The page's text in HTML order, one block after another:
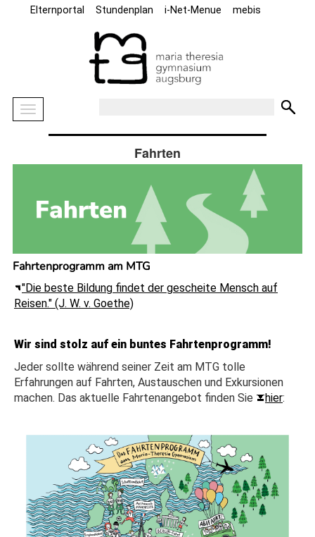
Elternportal Stundenplan i-Net-Menue mebis
Fahrten
Fahrtenprogramm am MTG
"Die beste Bildung findet der gescheite Mensch auf
Reisen." (J. W. v. Goethe)
Wir sind stolz auf ein buntes Fahrtenprogramm!
Jeder sollte während seiner Zeit am MTG tolle
Erfahrungen auf Fahrten, Austauschen und Exkursionen
machen. Das aktuelle Fahrtenangebot finden Sie
hier: